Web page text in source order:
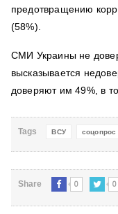
предотвращению
(58%).
СМИ Украины не
высказывается
доверяют им 49%, в
Tags ВСУ соцопрос
Share 0 0